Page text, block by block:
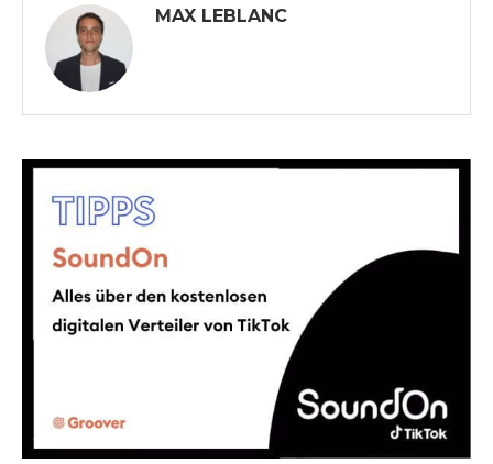
MAX LEBLANC